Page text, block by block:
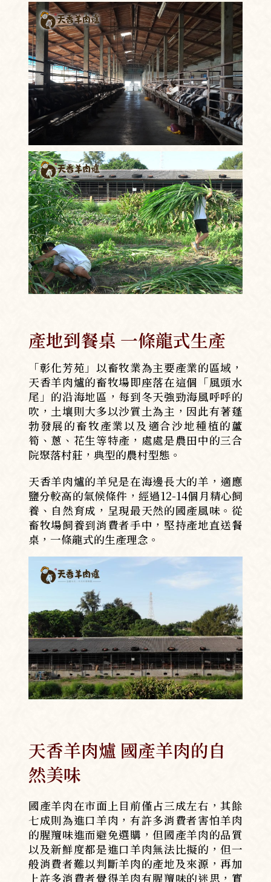
產地到餐桌 一條龍式生產
「彰化芳苑」以畜牧業為主要產業的區域，
天香羊肉爐的畜牧場即座落在這個「風頭水
尾」的沿海地區，每到冬天強勁海風呼呼的
吹，土壤則大多以沙質土為主，因此有著蓬
勃發展的畜牧產業以及適合沙地種植的蘆
筍、蔥、花生等特產，處處是農田中的三合
院聚落村莊，典型的農村型態。
天香羊肉爐的羊兒是在海邊長大的羊，適應
鹽分較高的氣候條件，經過12-14個月精心飼
養、自然育成，呈現最天然的國產風味。從
畜牧場飼養到消費者手中，堅持產地直送餐
桌，一條龍式的生產理念。
天香羊肉爐 國產羊肉的自
然美味
國產羊肉在市面上目前僅占三成左右，其餘
七成則為進口羊肉，有許多消費者害怕羊肉
的腥羶味進而避免選購，但國產羊肉的品質
以及新鮮度都是進口羊肉無法比擬的，但一
般消費者難以判斷羊肉的產地及來源，再加
上許多消費者覺得羊肉有腥羶味的迷思，實